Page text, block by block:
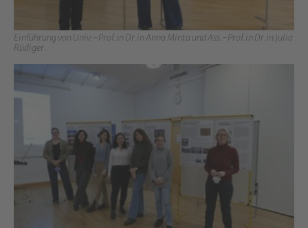
Einführung von Univ.-Prof.in Dr.in Anna Minta und Ass.-Prof.in Dr.in Julia
Rüdiger.
Show larger version for: